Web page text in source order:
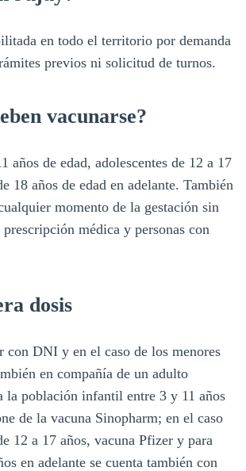
en todo el territorio por demanda
previos ni solicitud de turnos.
vacunarse?
años de edad, adolescentes de 12 a 17
18 años de edad en adelante. También
momento de la gestación sin
médica y personas con
dosis
con DNI y en el caso de los menores
en compañía de un adulto
la población infantil entre 3 y 11 años
de la vacuna Sinopharm; en el caso
12 a 17 años, vacuna Pfizer y para
en adelante se cuenta también con